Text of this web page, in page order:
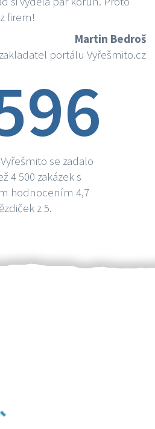
firem!
Martin Bedroš
zakladatel portálu Vyřešmito.cz
se zadalo
4 500 zakázek s
hodnocením 4,7
z 5.